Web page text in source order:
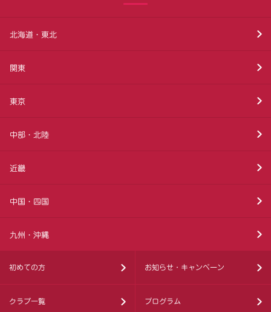
北海道・東北
関東
東京
中部・北陸
近畿
中国・四国
九州・沖縄
初めての方 お知らせ・キャンペーン
クラブ一覧 プログラム